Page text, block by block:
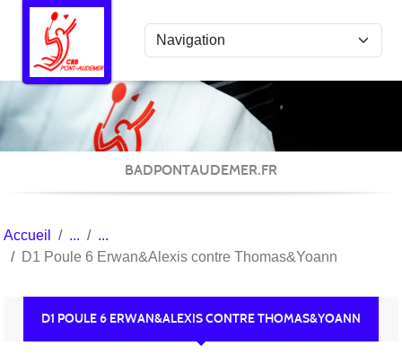
BADPONTAUDEMER.FR
Accueil
D1 Poule 6 Erwan&Alexis contre Thomas&Yoann
D1 POULE 6 ERWAN&ALEXIS CONTRE THOMAS&YOANN
Panneau de gestion des cookies